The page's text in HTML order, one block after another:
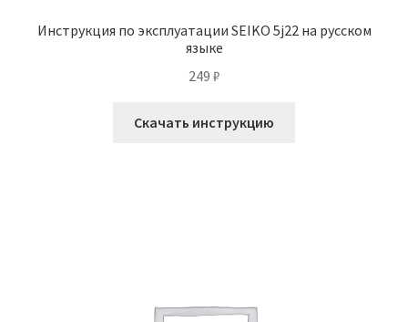
Инструкция по эксплуатации SEIKO 5j22 на русском
языке
249 ₽
Скачать инструкцию